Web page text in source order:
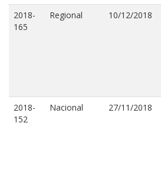
2018-
165
Regional 10/12/2018
2018-
152
Nacional 27/11/2018